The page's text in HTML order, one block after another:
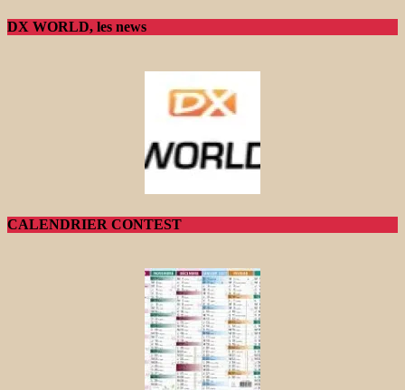
DX WORLD, les news
CALENDRIER CONTEST